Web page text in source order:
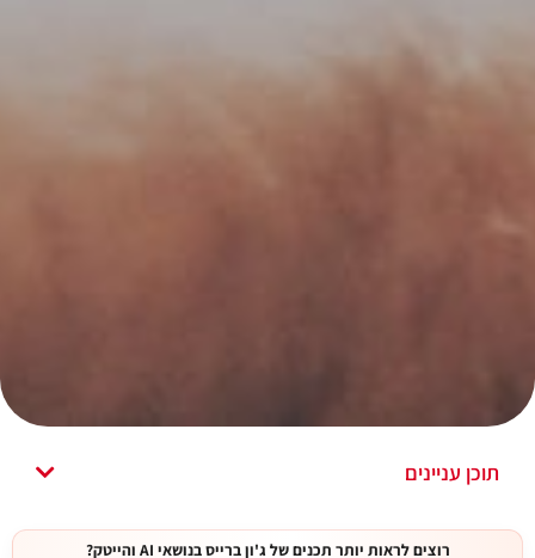
תוכן עניינים
רוצים לראות יותר תכנים של ג'ון ברייס בנושאי AI והייטק?